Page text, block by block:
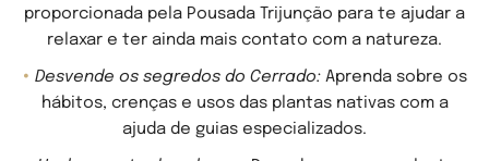
proporcionada pela Pousada Trijunção para te ajudar a
relaxar e ter ainda mais contato com a natureza.
Desvende os segredos do Cerrado: Aprenda sobre os
hábitos, crenças e usos das plantas nativas com a
ajuda de guias especializados.